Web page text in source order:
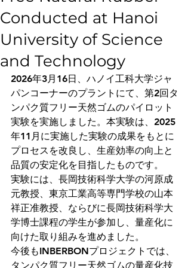
Conducted at Hanoi
University of Science
and Technology
2026年3月16日、ハノイ工科大学ジャ
パンコーナーのプラントにて、第2回タ
ンパク質フリー天然ゴムのパイロット
実験を実施しました。本実験は、2025
年11月に実施した実験の成果をもとに
プロセスを改良し、生産効率の向上と
品質の安定化を目指したものです。
実験には、長岡技術科学大学の河原成
元教授、東京工業高等専門学校の山本
祥正准教授、ならびに長岡技術科学大
学博士課程の学生が参加し、量産化に
向けた取り組みを進めました。
今後もINBERBONプロジェクトでは、
タンパク質フリー天然ゴムの量産化技